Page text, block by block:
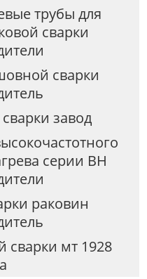
трубы для
сварки
сварки
завод
серии BH
раковин
сварки мт 1928